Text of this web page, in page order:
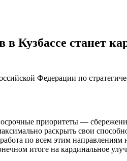
Кузбассе станет
Федерации по
приоритеты —
раскрыть свои
по всем этим
итоге на кардинальное